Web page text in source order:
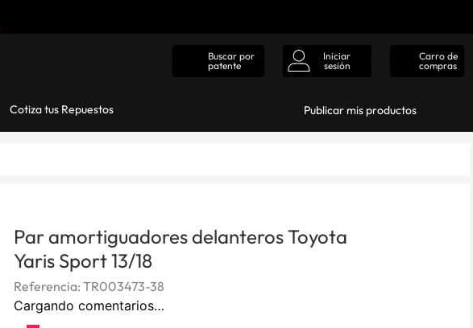
Buscar por
patente
Iniciar
sesión
Carro de
compras
Cotiza tus Repuestos Publicar mis productos
Par amortiguadores delanteros Toyota
Yaris Sport 13/18
Referencia: TR003473-38
Cargando comentarios…